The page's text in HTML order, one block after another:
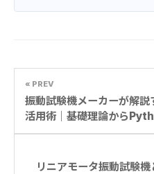
« PREV
振動試験機メーカーが解
活用術｜基礎理論から
リニアモータ振動試験